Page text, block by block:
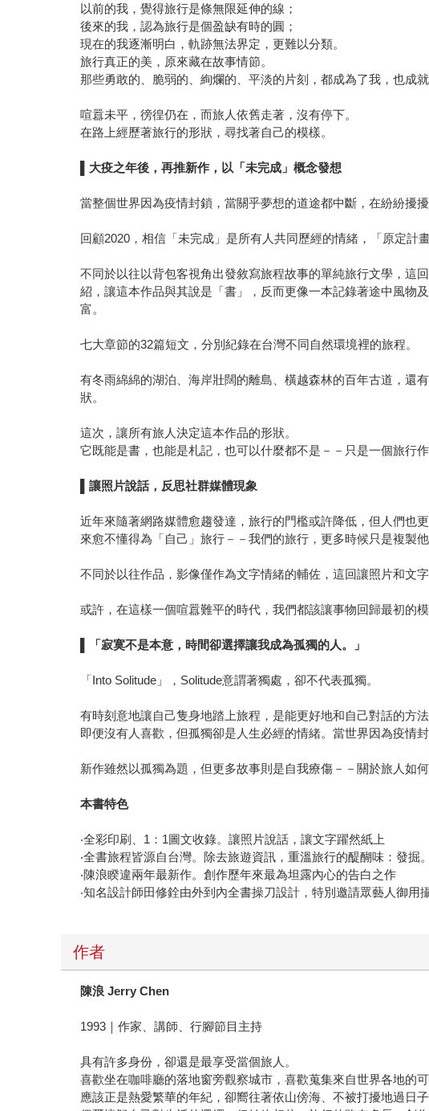
以前的我，覺得旅行是條無限延伸的線；
後來的我，認為旅行是個盈缺有時的圓；
現在的我逐漸明白，軌跡無法界定，更難以分類。
旅行真正的美，原來藏在故事情節。
那些勇敢的、脆弱的、絢爛的、平淡的片刻，都成為了我，也成就
喧囂未平，徬徨仍在，而旅人依舊走著，沒有停下。
在路上經歷著旅行的形狀，尋找著自己的模樣。
大疫之年後，再推新作，以「未完成」概念發想
當整個世界因為疫情封鎖，當關乎夢想的道途都中斷，在紛紛擾
回顧2020，相信「未完成」是所有人共同歷經的情緒，「原定計
不同於以往以背包客視角出發敘寫旅程故事的單純旅行文學，這
紹，讓這本作品與其說是「書」，反而更像一本記錄著途中風物
富。
七大章節的32篇短文，分別紀錄在台灣不同自然環境裡的旅程。
有冬雨綿綿的湖泊、海岸壯闊的離島、橫越森林的百年古道，還
狀。
這次，讓所有旅人決定這本作品的形狀。
它既能是書，也能是札記，也可以什麼都不是－－只是一個旅行
▌讓照片說話，反思社群媒體現象
近年來隨著網路媒體愈趨發達，旅行的門檻或許降低，但人們也
來愈不懂得為「自己」旅行－－我們的旅行，更多時候只是複製
不同於以往作品，影像僅作為文字情緒的輔佐，這回讓照片和文
或許，在這樣一個喧囂難平的時代，我們都該讓事物回歸最初的
「寂寞不是本意，時間卻選擇讓我成為孤獨的人。」
「Into Solitude」，Solitude意謂著獨處，卻不代表孤獨。
有時刻意地讓自己隻身地踏上旅程，是能更好地和自己對話的方法
即便沒有人喜歡，但孤獨卻是人生必經的情緒。當世界因為疫情
新作雖然以孤獨為題，但更多故事則是自我療傷－－關於旅人如
本書特色
‧全彩印刷、1：1圖文收錄。讓照片說話，讓文字躍然紙上
‧全書旅程皆源自台灣。除去旅遊資訊，重溫旅行的醍醐味：發掘。
‧陳浪睽違兩年最新作。創作歷年來最為坦露內心的告白之作
‧知名設計師田修銓由外到內全書操刀設計，特別邀請眾藝人御用
作者
陳浪 Jerry Chen
1993｜作家、講師、行腳節目主持
具有許多身份，卻還是最享受當個旅人。
喜歡坐在咖啡廳的落地窗旁觀察城市，喜歡蒐集來自世界各地的
應該正是熱愛繁華的年紀，卻嚮往著依山傍海、不被打擾地過日